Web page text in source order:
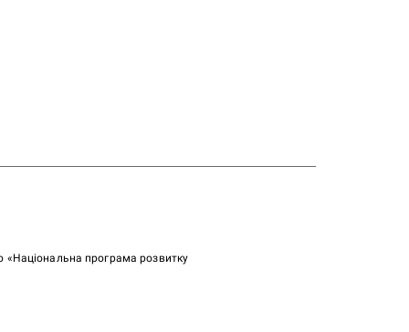
«Національна програма розвитку